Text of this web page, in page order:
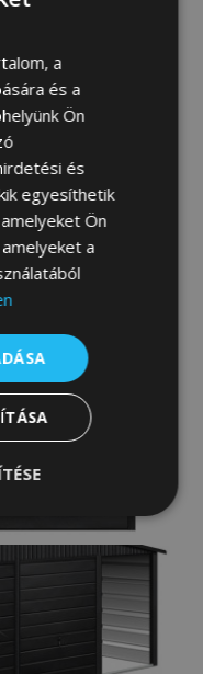
a
és a
Ön
és
egyesíthetik
Ön
a